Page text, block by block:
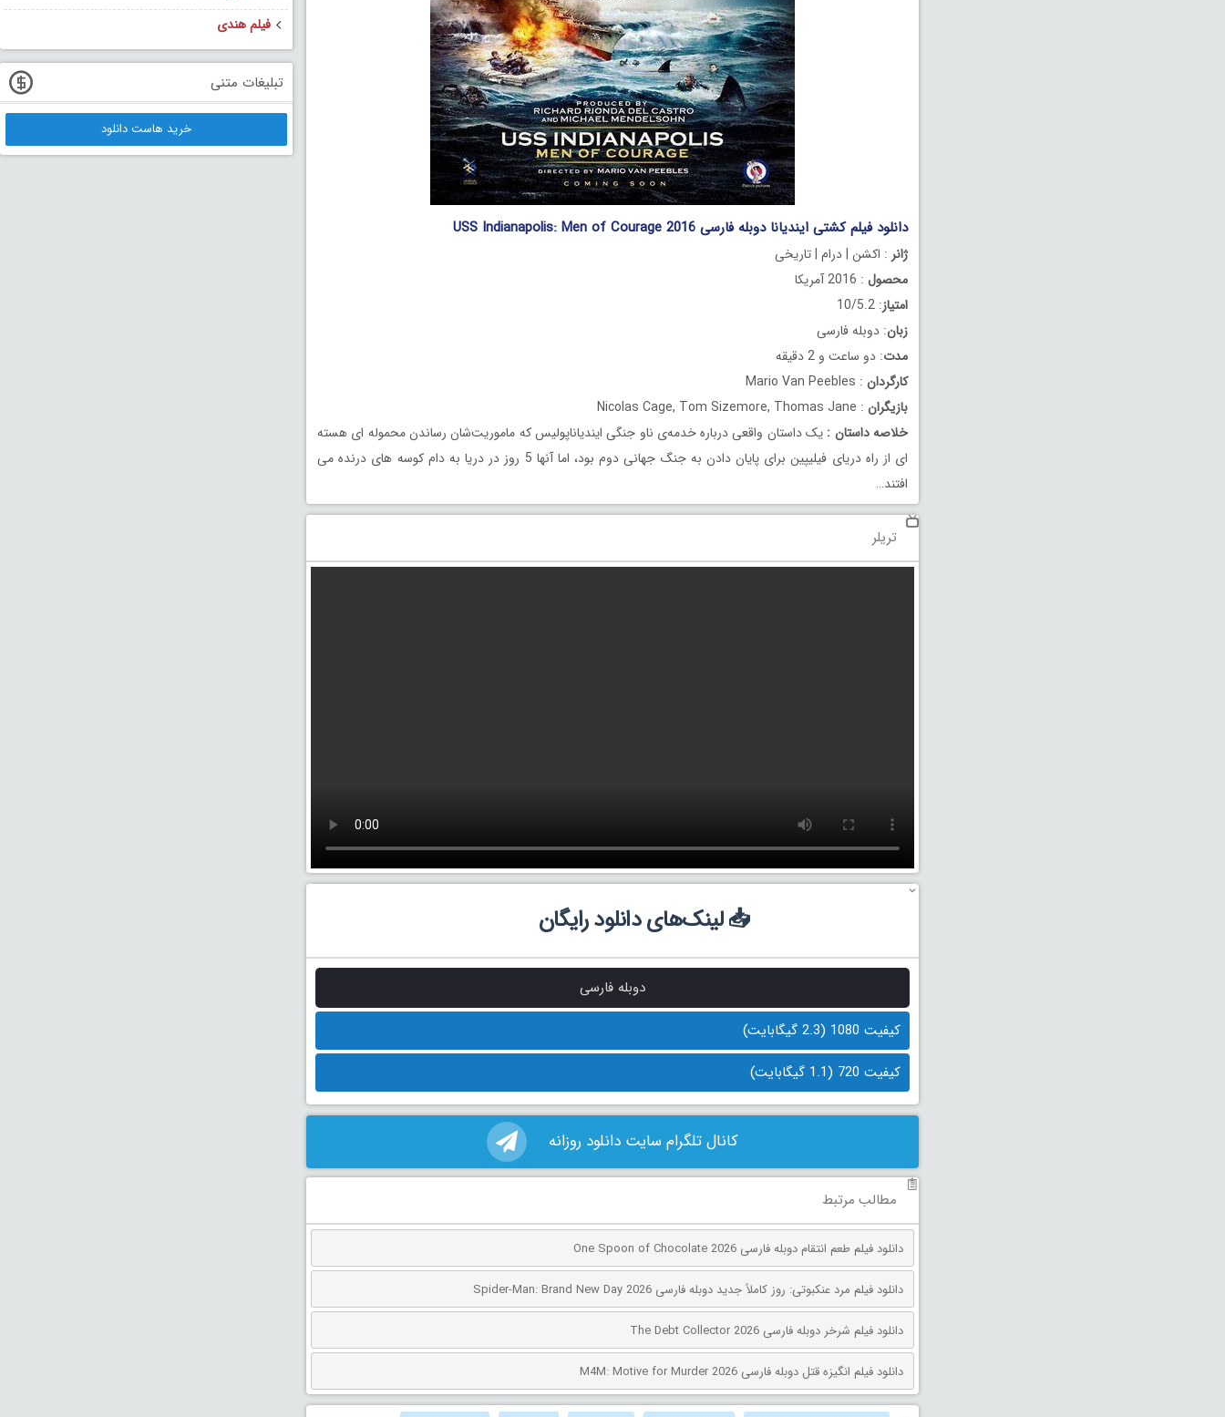
دانلود فیلم کشتی ایندیانا دوبله فارسی USS Indianapolis: Men of Courage 2016
ژانر : اکشن | درام | تاریخی
محصول : 2016 آمریکا
امتیاز: 10/5.2
زبان: دوبله فارسی
مدت: دو ساعت و 2 دقیقه
کارگردان : Mario Van Peebles
بازیگران : Nicolas Cage, Tom Sizemore, Thomas Jane
خلاصه داستان : یک داستان واقعی درباره‌ خدمه‌ی ناو جنگی ایندیاناپولیس که ماموریت‌شان رساندن محموله ای هسته
ای از راه دریای فیلیپین برای پایان دادن به جنگ جهانی دوم بود، اما آنها 5 روز در دریا به دام کوسه های درنده می
افتند…
تریلر
📥 لینک‌های دانلود رایگان
دوبله فارسی
کیفیت 1080 (2.3 گیگابایت)
کیفیت 720 (1.1 گیگابایت)
کانال تلگرام سایت دانلود روزانه
مطالب مرتبط
دانلود فیلم طعم انتقام دوبله فارسی One Spoon of Chocolate 2026
دانلود فیلم مرد عنکبوتی: روز کاملاً جدید دوبله فارسی Spider-Man: Brand New Day 2026
دانلود فیلم شرخر دوبله فارسی The Debt Collector 2026
دانلود فیلم انگیزه قتل دوبله فارسی M4M: Motive for Murder 2026
فیلم هندی
تبلیغات متنی
خرید هاست دانلود